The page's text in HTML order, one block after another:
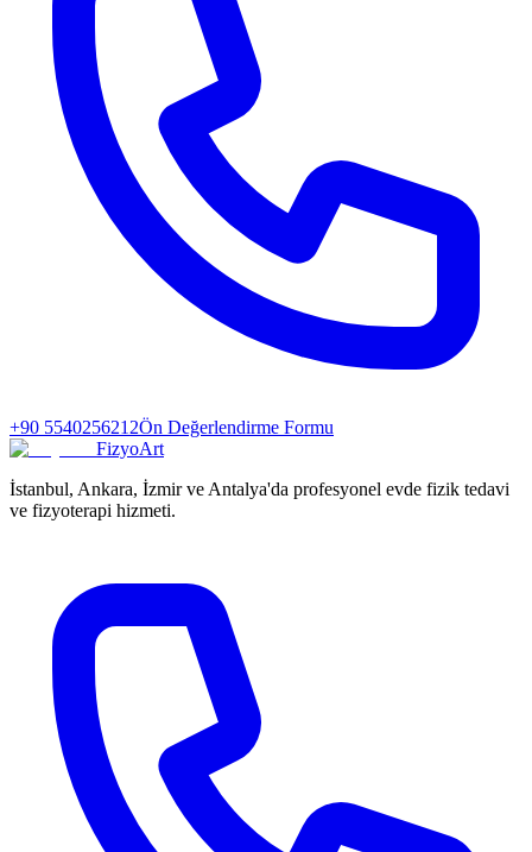
+90 5540256212Ön Değerlendirme Formu
FizyoArt
İstanbul, Ankara, İzmir ve Antalya'da profesyonel evde fizik tedavi
ve fizyoterapi hizmeti.